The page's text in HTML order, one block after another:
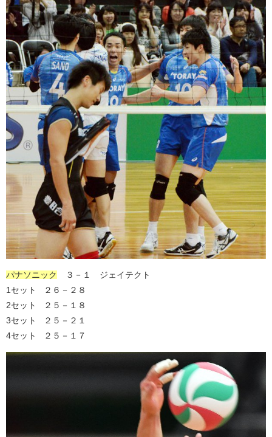
パナソニック
３－１ ジェイテクト
1セット ２６－２８
2セット ２５－１８
3セット ２５－２１
4セット ２５－１７